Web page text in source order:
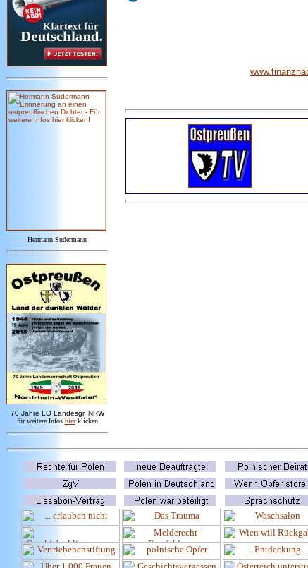
Hermann Sudermann
70 Jahre LO Landesgr. NRW
für weitere Infos hier klicken